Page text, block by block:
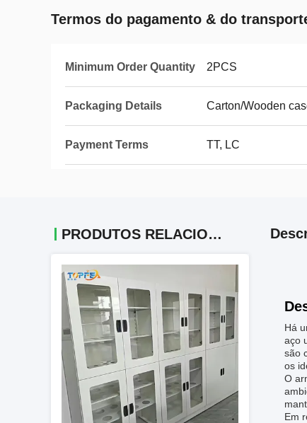
Termos do pagamento & do
Minimum Order Quantity 2PCS
Packaging Details Carton/Wooden
Payment Terms TT, LC
PRODUTOS RELACIONADOS
Há
aço
são
os
O
Em